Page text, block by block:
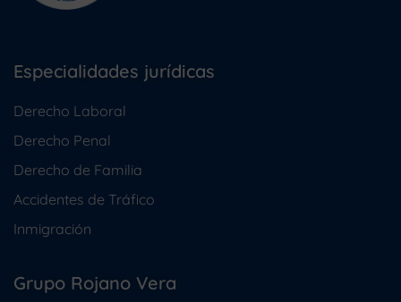
Especialidades jurídicas
Derecho Laboral
Derecho Penal
Derecho de Familia
Accidentes de Tráfico
Inmigración
Grupo Rojano Vera